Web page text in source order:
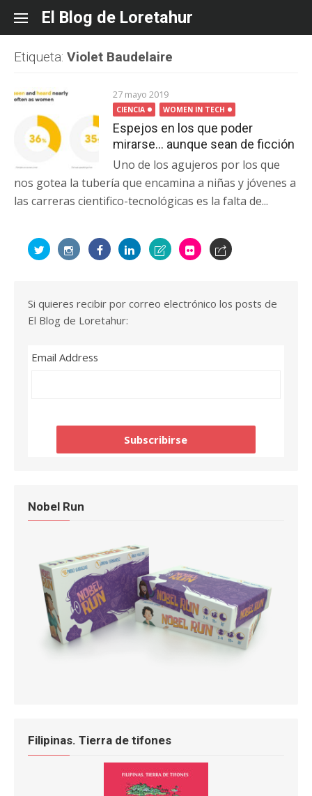
content
El Blog de Loretahur
Etiqueta: Violet Baudelaire
27 mayo 2019
CIENCIA WOMEN IN TECH
Espejos en los que poder
mirarse… aunque sean de ficción
Uno de los agujeros por los que
nos gotea la tubería que encamina a niñas y jóvenes a
las carreras cientifico-tecnológicas es la falta de...
Si quieres recibir por correo electrónico los posts de
El Blog de Loretahur:
Email Address
Nobel Run
Filipinas. Tierra de tifones